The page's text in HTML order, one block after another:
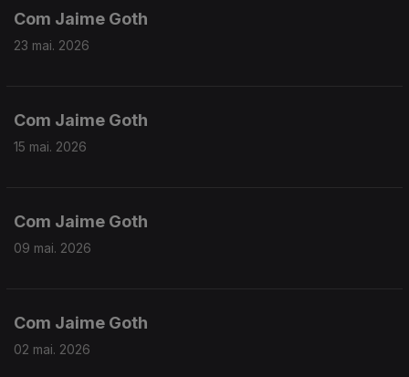
Com Jaime Goth
23 mai. 2026
Com Jaime Goth
15 mai. 2026
Com Jaime Goth
09 mai. 2026
Com Jaime Goth
02 mai. 2026